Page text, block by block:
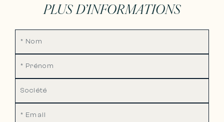
PLUS D’INFORMATIONS